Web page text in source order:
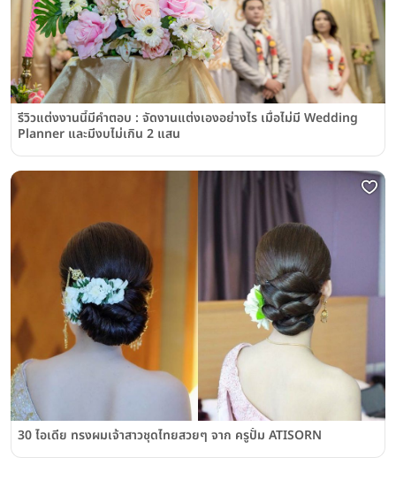
รีวิวแต่งงานนี้มีคำตอบ : จัดงานแต่งเองอย่างไร เมื่อไม่มี Wedding
Planner และมีงบไม่เกิน 2 แสน
30 ไอเดีย ทรงผมเจ้าสาวชุดไทยสวยๆ จาก ครูปั๋ม ATISORN